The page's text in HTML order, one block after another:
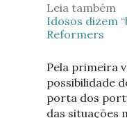
Leia também
Idosos dizem
Reformers
Pela primeira
possibilidade
porta dos
das situações